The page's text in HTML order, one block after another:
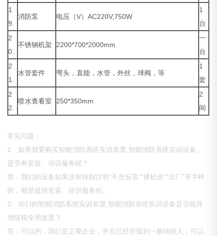
1
9.
消防泵 电压（V）AC220V;750W
1
台
2
0.
不锈钢机架 2200*700*2000mm
一
台
2
1.
水管套件 弯头，直能，水管，外丝，球阀，等
1
套
2
2.
喷水查看室 250*350mm
2
间
常见问题：
1、如果我要购买智能消防系统实训装置,智能消防系统实训设备，
是否有安装、培训服务呢？
答：我们的设备如果没有特别注明“不含安装”“裸机价”“出厂”等字样
的，都是提供安装、培训服务的。
2、你们的智能消防系统实训装置,智能消防系统实训设备是否能开
增值税专用发票？
答：可以的，我们是正规企业，并且已经升级到一般纳税人，可以